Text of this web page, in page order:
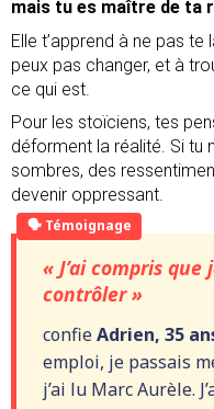
mais tu es maître de ta
Elle t’apprend à ne pas
peux pas changer, et à
ce qui est.
Pour les stoïciens, tes
déforment la réalité. Si tu
sombres, des
devenir oppressant.
« J’ai compris
contrôler »
confieAdrien, 35
emploi, je passais
j’ai lu Marc Aurèle.